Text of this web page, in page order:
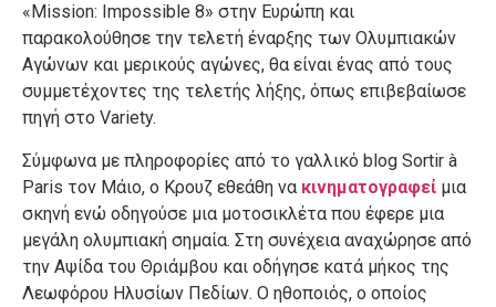
«Mission: Impossible 8» στην Ευρώπη και
παρακολούθησε την τελετή έναρξης των Ολυμπιακών
Αγώνων και μερικούς αγώνες, θα είναι ένας από τους
συμμετέχοντες της τελετής λήξης, όπως επιβεβαίωσε
πηγή στο Variety.
Σύμφωνα με πληροφορίες από το γαλλικό blog Sortir à
Paris τον Μάιο, ο Κρουζ εθεάθη να κινηματογραφεί μια
σκηνή ενώ οδηγούσε μια μοτοσικλέτα που έφερε μια
μεγάλη ολυμπιακή σημαία. Στη συνέχεια αναχώρησε από
την Αψίδα του Θριάμβου και οδήγησε κατά μήκος της
Λεωφόρου Ηλυσίων Πεδίων. Ο ηθοποιός, ο οποίος